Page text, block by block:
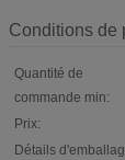
Conditions de
Quantité de
commande min:
Prix:
Détails